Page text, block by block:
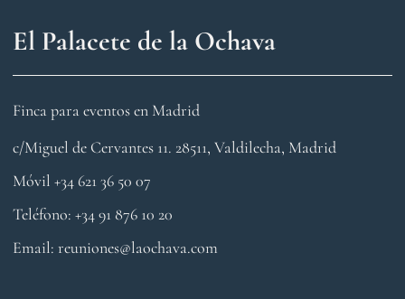
El Palacete de la Ochava
Finca para eventos en Madrid
c/Miguel de Cervantes 11. 28511, Valdilecha, Madrid
Móvil +34 621 36 50 07​
Teléfono: +34 91 876 10 20
Email: reuniones@laochava.com